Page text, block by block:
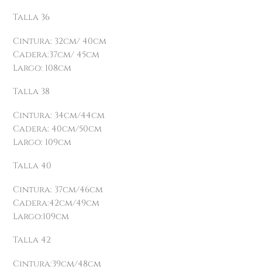
Talla 36
Cintura: 32cm/ 40cm
Cadera:37cm/ 45cm
Largo: 108cm
Talla 38
Cintura: 34cm/44cm
Cadera: 40cm/50cm
Largo: 109cm
Talla 40
Cintura: 37cm/46cm
Cadera:42cm/49cm
Largo:109cm
Talla 42
Cintura:39cm/48cm